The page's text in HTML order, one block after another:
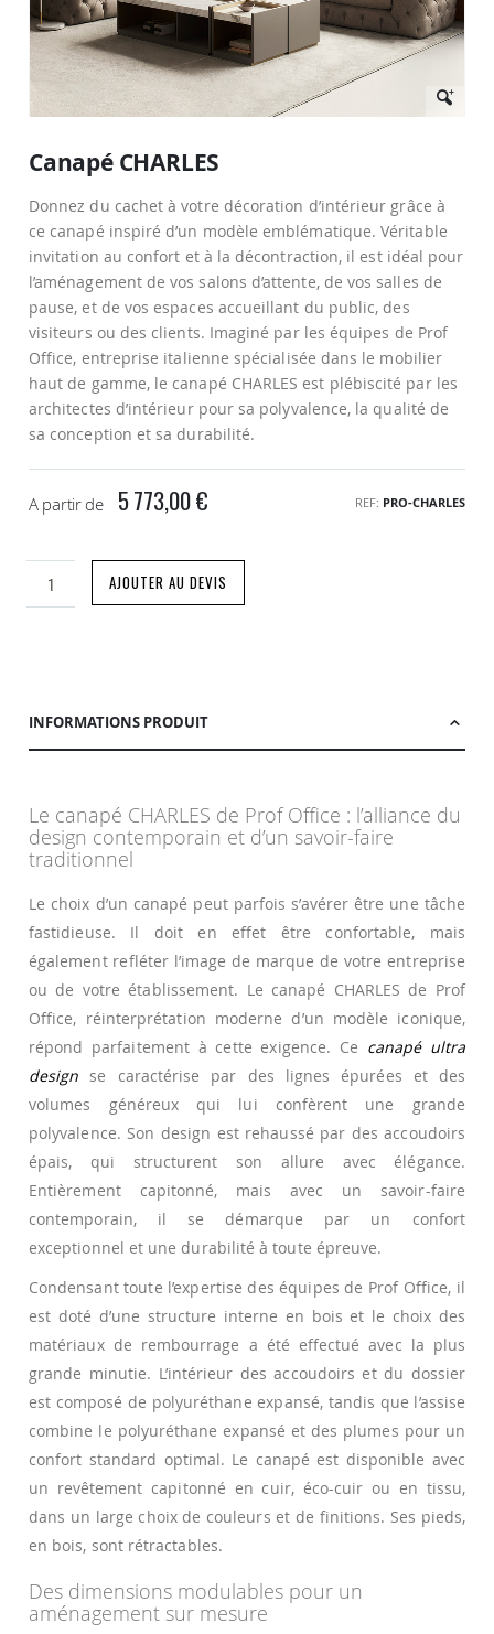
début
la
Galerie
Canapé CHARLES
Donnez du cachet à votre décoration d’intérieur grâce à
ce canapé inspiré d’un modèle emblématique. Véritable
invitation au confort et à la décontraction, il est idéal pour
l’aménagement de vos salons d’attente, de vos salles de
pause, et de vos espaces accueillant du public, des
visiteurs ou des clients. Imaginé par les équipes de Prof
Office, entreprise italienne spécialisée dans le mobilier
haut de gamme, le canapé CHARLES est plébiscité par les
architectes d’intérieur pour sa polyvalence, la qualité de
sa conception et sa durabilité.
A partir de 5 773,00 € REF PRO-CHARLES
AJOUTER AU DEVIS
INFORMATIONS PRODUIT
Le canapé CHARLES de Prof Office : l’alliance du
design contemporain et d’un savoir-faire
traditionnel
Le choix d’un canapé peut parfois s’avérer être une tâche
fastidieuse. Il doit en effet être confortable, mais
également refléter l’image de marque de votre entreprise
ou de votre établissement. Le canapé CHARLES de Prof
Office, réinterprétation moderne d’un modèle iconique,
répond parfaitement à cette exigence. Ce canapé ultra
design se caractérise par des lignes épurées et des
volumes généreux qui lui confèrent une grande
polyvalence. Son design est rehaussé par des accoudoirs
épais, qui structurent son allure avec élégance.
Entièrement capitonné, mais avec un savoir-faire
contemporain, il se démarque par un confort
exceptionnel et une durabilité à toute épreuve.
Condensant toute l’expertise des équipes de Prof Office, il
est doté d’une structure interne en bois et le choix des
matériaux de rembourrage a été effectué avec la plus
grande minutie. L’intérieur des accoudoirs et du dossier
est composé de polyuréthane expansé, tandis que l’assise
combine le polyuréthane expansé et des plumes pour un
confort standard optimal. Le canapé est disponible avec
un revêtement capitonné en cuir, éco-cuir ou en tissu,
dans un large choix de couleurs et de finitions. Ses pieds,
en bois, sont rétractables.
Des dimensions modulables pour un
aménagement sur mesure